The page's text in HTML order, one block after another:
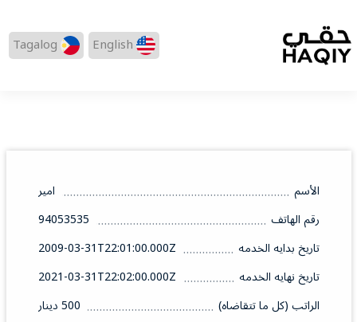
English
Tagalog
الأسم
امير
رقم الهاتف
94053535
تاريخ بدايه الخدمه
2009-03-31T22:01:00.000Z
تاريخ نهايه الخدمه
2021-03-31T22:02:00.000Z
الراتب (كل ما تتقاضاه)
500 دينار